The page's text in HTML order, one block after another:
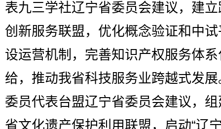
表九三学社辽宁省委员会建议，建
创新服务联盟，优化概念验证和中
设运营机制，完善知识产权服务体
给，推动我省科技服务业跨越式发
委员代表台盟辽宁省委员会建议，
省文化遗产保护利用联盟，启动“辽